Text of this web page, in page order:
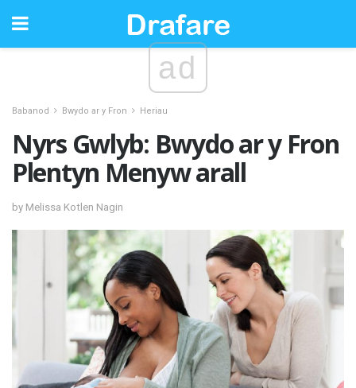
ad
Babanod Bwydo ar y Fron Heriau
Nyrs Gwlyb: Bwydo ar y Fron
Plentyn Menyw arall
by Melissa Kotlen Nagin